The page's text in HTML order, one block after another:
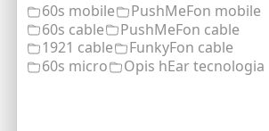
60s mobile
PushMeFon mobile
60s cable
PushMeFon cable
1921 cable
FunkyFon cable
60s micro
Opis hEar tecnologia